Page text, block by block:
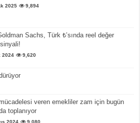
2025 9,894
Sachs, Türk ₺’sında reel değer
2024 9,620
veren emekliler zam için bugün
toplanıyor
2024 9,080